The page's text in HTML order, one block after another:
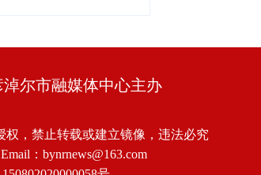
尔市融媒体中心主办
，禁止转载或建立镜像，违法必究
：bynrnews@163.com